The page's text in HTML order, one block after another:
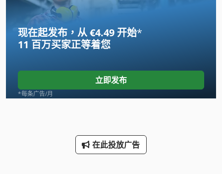
Meh 5 2 1 8 B
Ng 200
Tur 560
Uv 干燥
农业机械
现在起发布，从 €4.49 开始*
11 百万买家正等着您
立即发布
*每条广告/月
在此投放广告